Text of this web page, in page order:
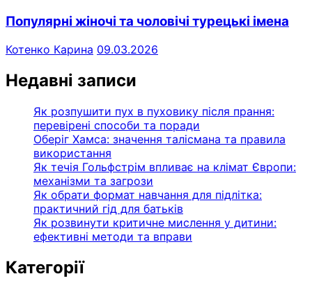
Популярні жіночі та чоловічі турецькі імена
Котенко Карина 09.03.2026
Недавні записи
Як розпушити пух в пуховику після прання:
перевірені способи та поради
Оберіг Хамса: значення талісмана та правила
використання
Як течія Гольфстрім впливає на клімат Європи:
механізми та загрози
Як обрати формат навчання для підлітка:
практичний гід для батьків
Як розвинути критичне мислення у дитини:
ефективні методи та вправи
Категорії